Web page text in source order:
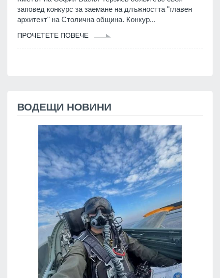
заповед конкурс за заемане на длъжността "главен
архитект" на Столична община. Конкур...
ПРОЧЕТЕТЕ ПОВЕЧЕ
ВОДЕЩИ НОВИНИ